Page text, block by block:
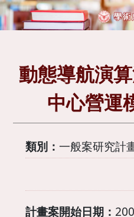
動態導航演
中心營運
類別： 一般案研究計
計畫案開始日期：